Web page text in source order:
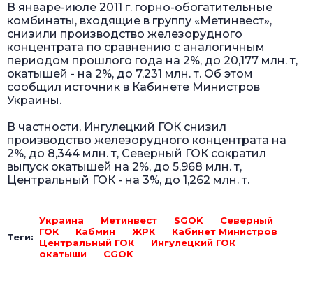
В январе-июле 2011 г. горно-обогатительные
комбинаты, входящие в группу «Метинвест»,
снизили производство железорудного
концентрата по сравнению с аналогичным
периодом прошлого года на 2%, до 20,177 млн. т,
окатышей - на 2%, до 7,231 млн. т. Об этом
сообщил источник в Кабинете Министров
Украины.
В частности, Ингулецкий ГОК снизил
производство железорудного концентрата на
2%, до 8,344 млн. т, Северный ГОК сократил
выпуск окатышей на 2%, до 5,968 млн. т,
Центральный ГОК - на 3%, до 1,262 млн. т.
Теги:
Украина Метинвест SGOK
Северный
ГОК
Кабмин ЖРК
Кабинет Министров
Центральный ГОК
Ингулецкий ГОК
окатыши
CGOK